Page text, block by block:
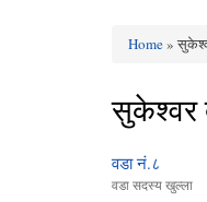
You are
Home»
सुकेश्वर
वडा नं.८
वडा सदस्य खुल्ला